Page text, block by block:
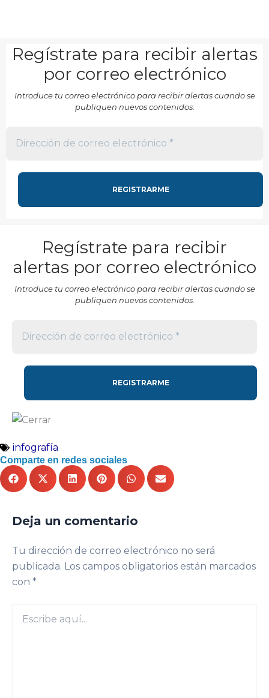
Regístrate para recibir alertas
por correo electrónico
Introduce tu correo electrónico para recibir alertas cuando se
publiquen nuevos contenidos.
Regístrate para recibir
alertas por correo electrónico
Introduce tu correo electrónico para recibir alertas cuando se
publiquen nuevos contenidos.
infografía
Comparte en redes sociales
Deja un comentario
Tu dirección de correo electrónico no será
publicada. Los campos obligatorios están marcados
con *
aquí...